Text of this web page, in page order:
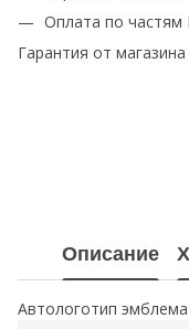
Оплата по частям
Гарантия от
Описание
Автологотип эмблема